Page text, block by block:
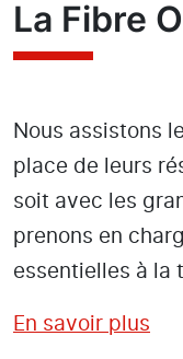
Nous assistons
place de leurs
soit avec les
prenons en
essentielles à la
En savoir plus
La Fibre